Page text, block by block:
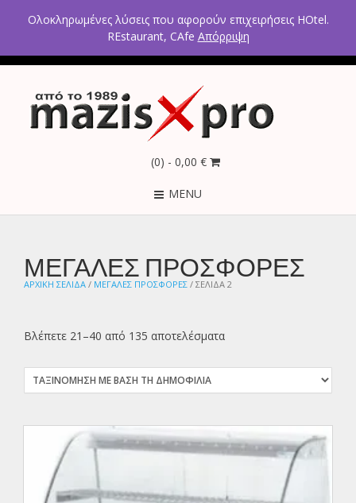
2ο χλμ Κρανιδίου – Πορτοχελίου, Αργολίδα 21300
Τηλέφωνα: 2754021300 – 6946670771 - 6980602291
(0) - 0,00 €
MENU
ΑΡΧΙΚΉ ΣΕΛΊΔΑ / ΜΕΓΑΛΕΣ ΠΡΟΣΦΟΡΕΣ / ΣΕΛΊΔΑ 2
ΜΕΓΑΛΕΣ ΠΡΟΣΦΟΡΕΣ
Βλέπετε 21–40 από 135 αποτελέσματα
Ολοκληρωμένες λύσεις που αφορούν επιχειρήσεις HOtel.
REstaurant, CAfe Απόρριψη